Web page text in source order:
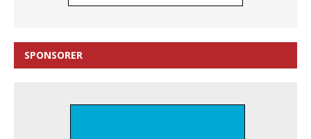
SPONSORER